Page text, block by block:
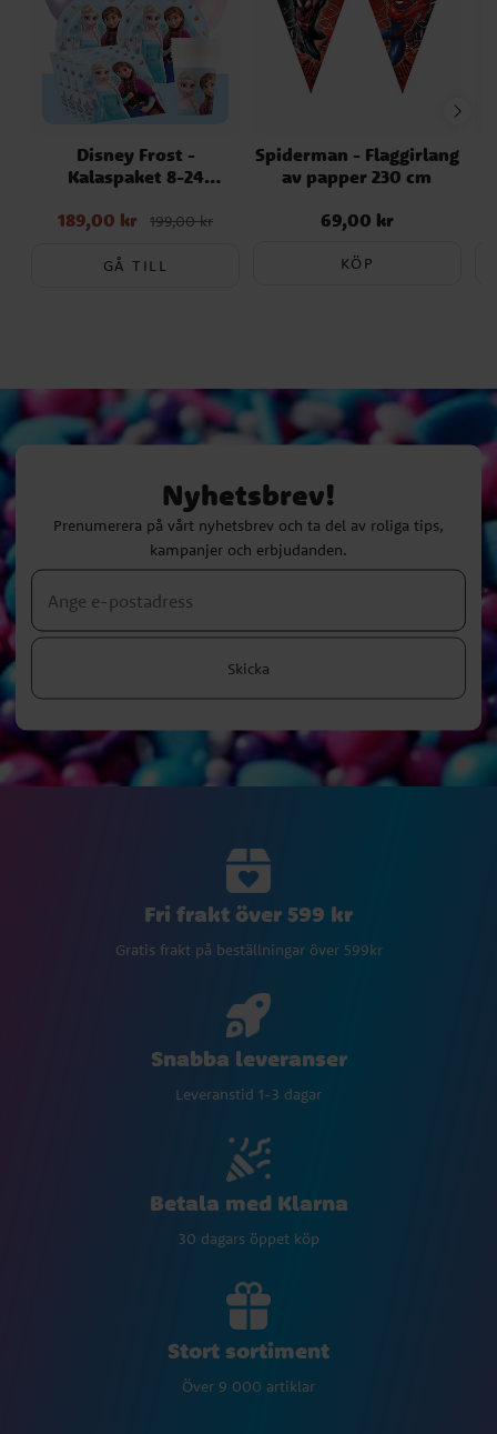
Disney Frost -
Kalaspaket 8-24
Nuvarande pris:
189,00 kr Tidigare pris
189,00 kr 199,00 kr
GÅ TILL
Spiderman - Flaggirlang
av papper 230 cm
Pris:69,00 kr
69,00 kr
KÖP
Nyhetsbrev!
Prenumerera på vårt nyhetsbrev och ta del av roliga tips,
kampanjer och erbjudanden.
Skicka
Fri frakt över 599 kr
Gratis frakt på beställningar över 599kr
Snabba leveranser
Leveranstid 1-3 dagar
Betala med Klarna
30 dagars öppet köp
Stort sortiment
Över 9 000 artiklar